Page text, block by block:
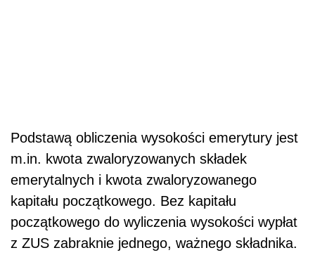
Podstawą obliczenia wysokości emerytury jest
m.in. kwota zwaloryzowanych składek
emerytalnych i kwota zwaloryzowanego
kapitału początkowego. Bez kapitału
początkowego do wyliczenia wysokości wypłat
z ZUS zabraknie jednego, ważnego składnika.